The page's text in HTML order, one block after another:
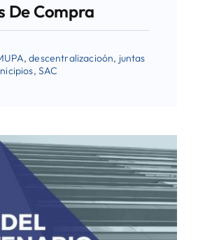
De Compra
,descentralizacioón, juntas
, SAC